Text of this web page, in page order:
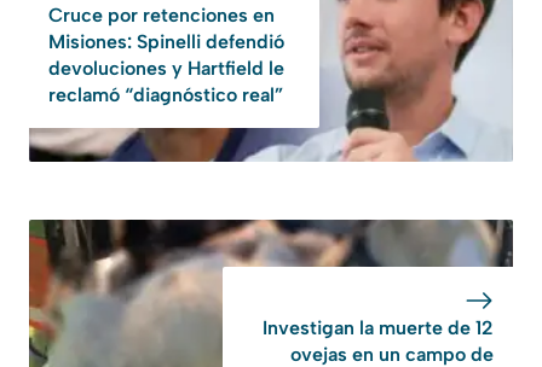
Cruce por retenciones en
Misiones: Spinelli defendió
devoluciones y Hartfield le
reclamó “diagnóstico real”
Investigan la muerte de 12
ovejas en un campo de